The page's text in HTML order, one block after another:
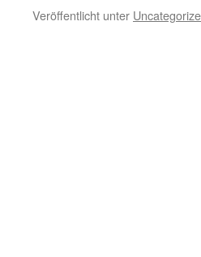
Veröffentlicht unter